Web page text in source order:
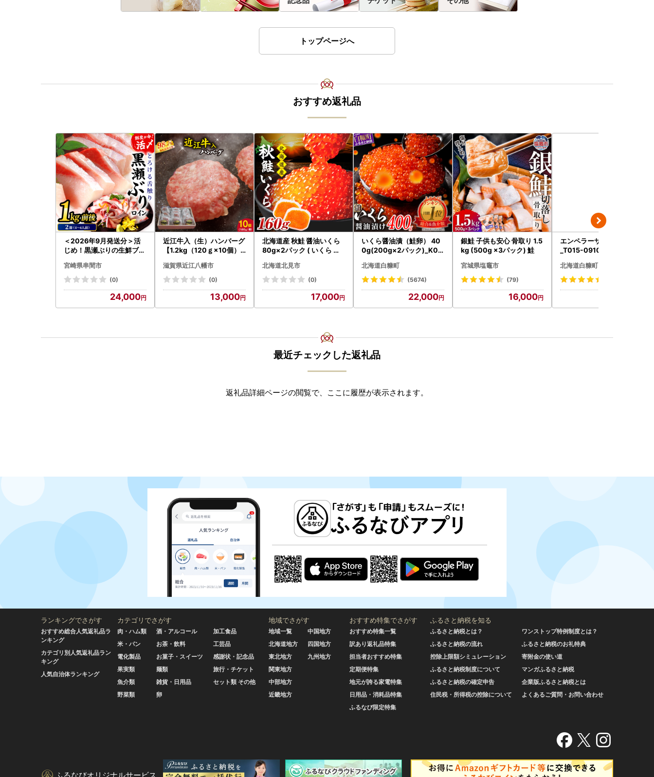
トップページへ
おすすめ返礼品
＜2026年9月発送分＞活
じめ！黒瀬ぶりの生鮮ブリ
K001-012-2609
宮崎県串間市
(0)
24,000
近江牛入（生）ハンバーグ
【1.2kg（120ｇ×10個）
滋賀県近江八幡市
(0)
13,000
北海道産 秋鮭 醤油いくら
80g×2パック ( いくら イ
くら 醤油漬け パック 北海
道産 ふるさと納税 秋鮭 )【
北海道北見市
(0)
17,000
いくら醤油漬（鮭卵） 40
0g(200g×2パック)_K02
北海道白糠町
(5674)
22,000
銀鮭 子供も安心 骨取り 1.5
kg (500g ×3パック) 鮭
宮城県塩竈市
(79)
16,000
エンペラーサーモン 900g
_T015-0910
北海道白糠町
最近チェックした返礼品
返礼品詳細ページの閲覧で、ここに履歴が表示されます。
ランキングでさがす
おすすめ総合人気返礼品ラ
ンキング
カテゴリ別人気返礼品ラン
キング
人気自治体ランキング
カテゴリでさがす
肉・ハム類
米・パン
電化製品
果実類
魚介類
野菜類
酒・アルコール
お茶・飲料
お菓子・スイーツ
麺類
雑貨・日用品
卵
加工食品
工芸品
感謝状・記念品
旅行・チケット
セット類 その他
地域でさがす
地域一覧
北海道地方
東北地方
関東地方
中部地方
近畿地方
中国地方
四国地方
九州地方
おすすめ特集でさがす
おすすめ特集一覧
訳あり返礼品特集
担当者おすすめ特集
定期便特集
地元が誇る家電特集
日用品・消耗品特集
ふるなび限定特集
ふるさと納税を知る
ふるさと納税とは？
ふるさと納税の流れ
控除上限額シミュレーション
ふるさと納税制度について
ふるさと納税の確定申告
住民税・所得税の控除について
ワンストップ特例制度とは？
ふるさと納税のお礼特典
寄附金の使い道
マンガふるさと納税
企業版ふるさと納税とは
よくあるご質問・お問い合わせ